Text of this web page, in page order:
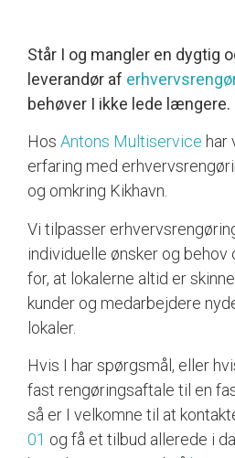
Står I og mangler en dygtig
leverandør af
behøver I ikke lede længere.
Hos Antons Multiservice har
erfaring med
og omkring Kikhavn.
Vi tilpasser
individuelle ønsker og behov
for, at lokalerne altid er
kunder og medarbejdere
lokaler.
Hvis I har spørgsmål, eller
fast rengøringsaftale til en
så er I velkomne til at
01 og få et tilbud allerede i